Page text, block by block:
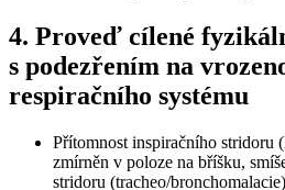
4. Proveď cílené
s podezřením na
respiračního systému
Přítomnost inspiračního stridoru
zmírněn v poloze na bříšku,
stridoru (tracheo/